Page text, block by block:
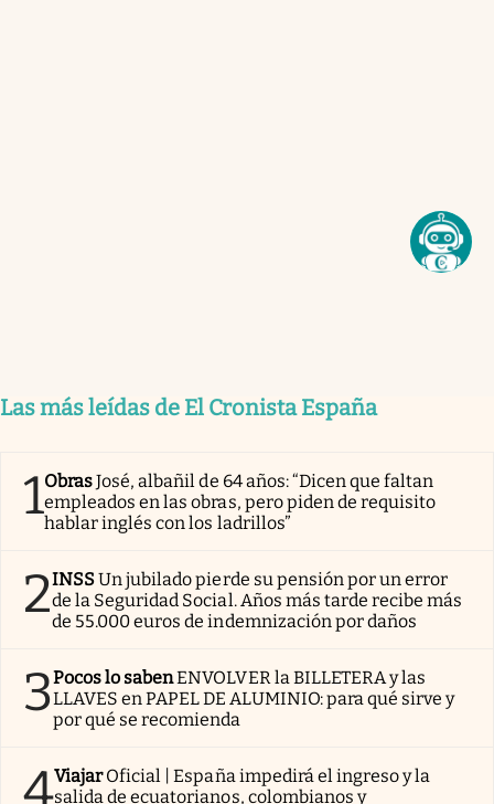
Las más leídas de El Cronista España
1ObrasJosé, albañil de 64 años: “Dicen que faltan
empleados en las obras, pero piden de requisito
hablar inglés con los ladrillos”
2INSSUn jubilado pierde su pensión por un error
de la Seguridad Social. Años más tarde recibe más
de 55.000 euros de indemnización por daños
3Pocos lo sabenENVOLVER la BILLETERA y las
LLAVES en PAPEL DE ALUMINIO: para qué sirve y
por qué se recomienda
4Viajar Oficial | España impedirá el ingreso y la
salida de ecuatorianos, colombianos y